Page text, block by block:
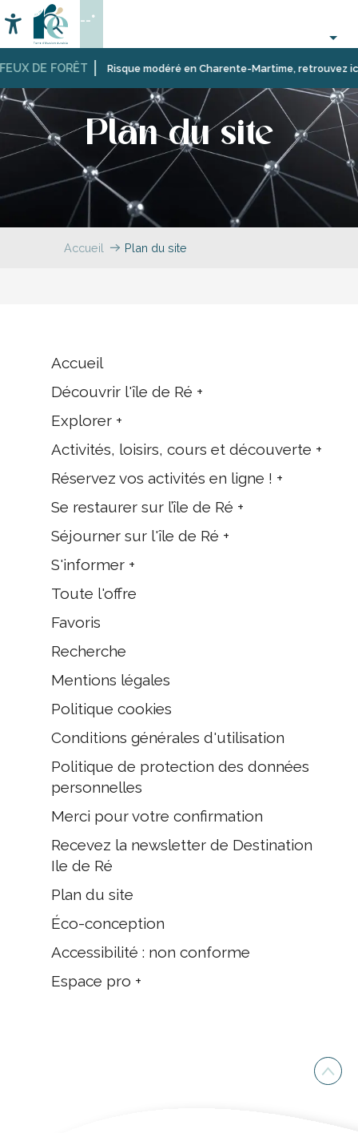
au
contenu
principalDE FORÊT Risque modéré en Charente-Martime, retrouvez
Accessibilité
Recherche
--°
Plan du site
Accueil Plan du site
Accueil
Découvrir l'île de Ré +
Explorer +
Activités, loisirs, cours et découverte +
Réservez vos activités en ligne ! +
Se restaurer sur l’île de Ré +
Séjourner sur l'île de Ré +
S'informer +
Toute l'offre
Favoris
Recherche
Mentions légales
Politique cookies
Conditions générales d'utilisation
Politique de protection des données
personnelles
Merci pour votre confirmation
Recevez la newsletter de Destination
Ile de Ré
Plan du site
Éco-conception
Accessibilité : non conforme
Espace pro +